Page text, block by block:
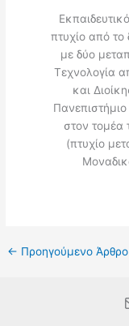
πτυχίο από το
με δύο
Τεχνολογία
και
στον τομέα
(πτυχίο
← Προηγούμενο Άρθρο